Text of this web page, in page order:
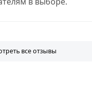
все отзывы